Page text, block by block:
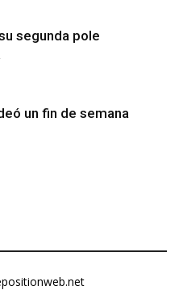
segunda pole
un fin de semana